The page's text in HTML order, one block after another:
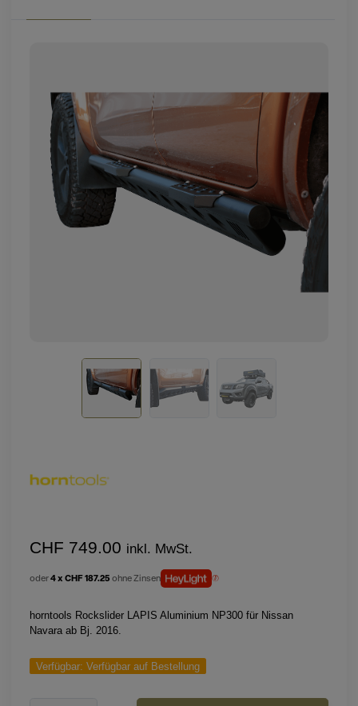
CHF 749.00 inkl. MwSt.
oder4 x CHF 187.25 ohne Zinsen
horntools Rockslider LAPIS Aluminium NP300 für Nissan
Navara ab Bj. 2016.
Verfügbar: Verfügbar auf Bestellung